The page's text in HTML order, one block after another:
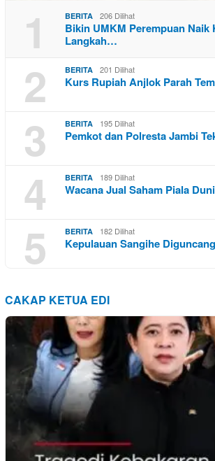
1 BERITA 206 Dilihat
Bikin UMKM Perempuan Naik
Langkah…
2 BERITA 201 Dilihat
Kurs Rupiah Anjlok Parah
3 BERITA 195 Dilihat
Pemkot dan Polresta Jambi
4 BERITA 189 Dilihat
Wacana Jual Saham Piala
5 BERITA 182 Dilihat
Kepulauan Sangihe
CAKAP KETUA EDI